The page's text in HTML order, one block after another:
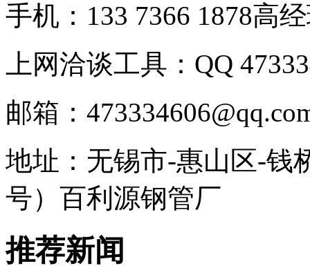
手机：133 7366 1878高
上网洽谈工具：QQ
邮箱：
地址：无锡市-惠山区-钱
号）百利源钢管厂
推荐新闻